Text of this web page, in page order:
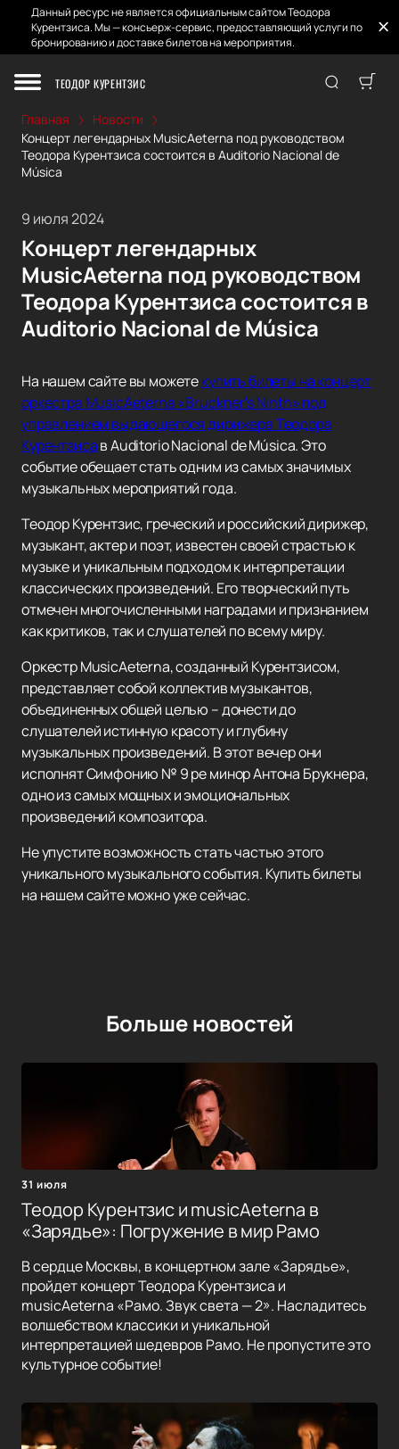
Данный ресурс не является официальным сайтом Теодора
Курентзиса. Мы — консьерж-сервис, предоставляющий услуги по
бронированию и доставке билетов на мероприятия.
ТЕОДОР КУРЕНТЗИС
Главная
Новости
Концерт легендарных MusicAeterna под руководством
Теодора Курентзиса состоится в Auditorio Nacional de
Música
9 июля 2024
Концерт легендарных
MusicAeterna под руководством
Теодора Курентзиса состоится в
Auditorio Nacional de Música
На нашем сайте вы можетекупить билеты на концерт
оркестра MusicAeterna «Bruckner's Ninth» под
управлением выдающегося дирижера Теодора
Курентзисав Auditorio Nacional de Música. Это
событие обещает стать одним из самых значимых
музыкальных мероприятий года.
Теодор Курентзис, греческий и российский дирижер,
музыкант, актер и поэт, известен своей страстью к
музыке и уникальным подходом к интерпретации
классических произведений. Его творческий путь
отмечен многочисленными наградами и признанием
как критиков, так и слушателей по всему миру.
Оркестр MusicAeterna, созданный Курентзисом,
представляет собой коллектив музыкантов,
объединенных общей целью – донести до
слушателей истинную красоту и глубину
музыкальных произведений. В этот вечер они
исполнят Симфонию № 9 ре минор Антона Брукнера,
одно из самых мощных и эмоциональных
произведений композитора.
Не упустите возможность стать частью этого
уникального музыкального события. Купить билеты
на нашем сайте можно уже сейчас.
Больше новостей
31 июля
Теодор Курентзис и musicAeterna в
«Зарядье»: Погружение в мир Рамо
В сердце Москвы, в концертном зале «Зарядье»,
пройдет концерт Теодора Курентзиса и
musicAeterna «Рамо. Звук света — 2». Насладитесь
волшебством классики и уникальной
интерпретацией шедевров Рамо. Не пропустите это
культурное событие!